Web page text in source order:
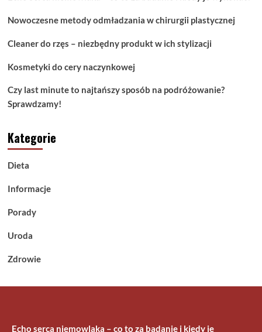
Nowoczesne metody odmładzania w chirurgii plastycznej
Cleaner do rzęs – niezbędny produkt w ich stylizacji
Kosmetyki do cery naczynkowej
Czy last minute to najtańszy sposób na podróżowanie?
Sprawdzamy!
Kategorie
Dieta
Informacje
Porady
Uroda
Zdrowie
Echo serca niemowlaka – co to za badanie i kiedy je